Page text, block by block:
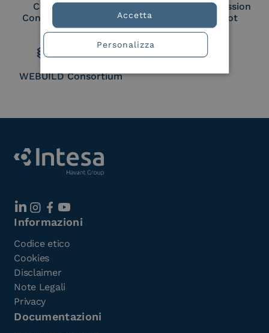
Cloud Signature
Consortium Member
European Commission
Large Scale Pilot
Member
WEBUILD Consortium
Informazioni
Codice etico
Cookies
Disclaimer
Note Legali
Privacy
Documentazioni
Accetta
Personalizza